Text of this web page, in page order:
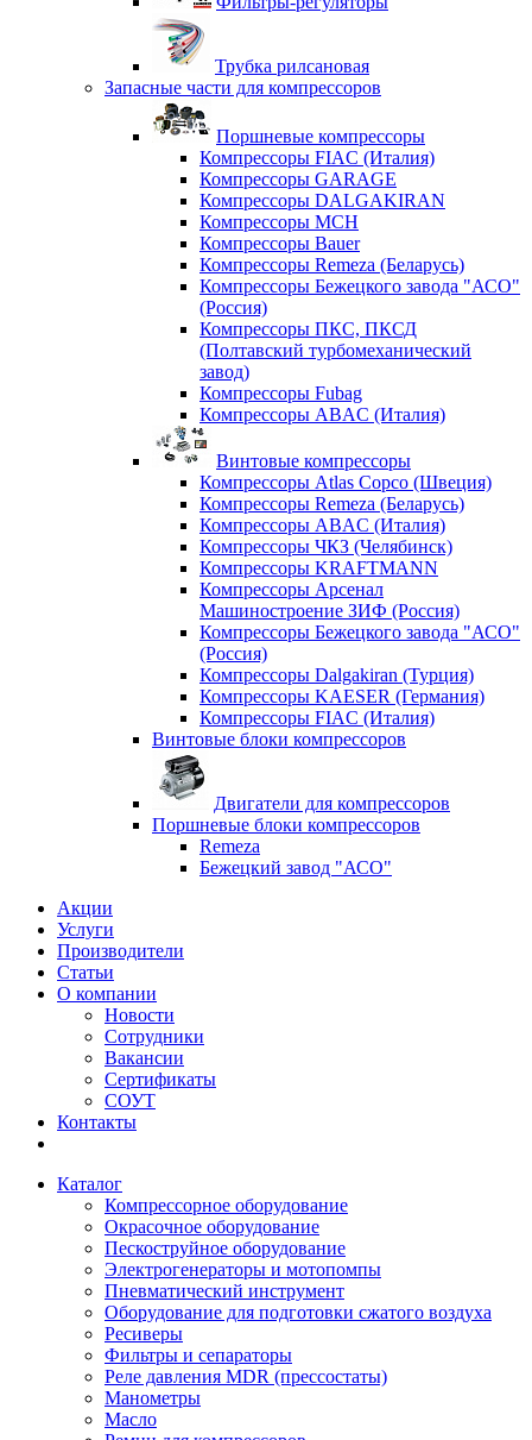
Трубка рилсановая
Запасные части для компрессоров
Поршневые компрессоры
Компрессоры FIAC (Италия)
Компрессоры GARAGE
Компрессоры DALGAKIRAN
Компрессоры MCH
Компрессоры Bauer
Компрессоры Remeza (Беларусь)
Компрессоры Бежецкого завода "АСО"
(Россия)
Компрессоры ПКС, ПКСД
(Полтавский турбомеханический
завод)
Компрессоры Fubag
Компрессоры ABAC (Италия)
Винтовые компрессоры
Компрессоры Atlas Copco (Швеция)
Компрессоры Remeza (Беларусь)
Компрессоры ABAC (Италия)
Компрессоры ЧКЗ (Челябинск)
Компрессоры KRAFTMANN
Компрессоры Арсенал
Машиностроение ЗИФ (Россия)
Компрессоры Бежецкого завода "АСО"
(Россия)
Компрессоры Dalgakiran (Турция)
Компрессоры KAESER (Германия)
Компрессоры FIAC (Италия)
Винтовые блоки компрессоров
Двигатели для компрессоров
Поршневые блоки компрессоров
Remeza
Бежецкий завод "АСО"
Акции
Услуги
Производители
Статьи
О компании
Новости
Сотрудники
Вакансии
Сертификаты
СОУТ
Контакты
Каталог
Компрессорное оборудование
Окрасочное оборудование
Пескоструйное оборудование
Электрогенераторы и мотопомпы
Пневматический инструмент
Оборудование для подготовки сжатого воздуха
Ресиверы
Фильтры и сепараторы
Реле давления MDR (прессостаты)
Манометры
Масло